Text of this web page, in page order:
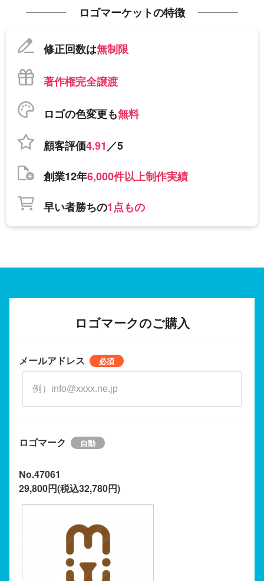
ロゴマーケットの特徴
修正回数は無制限
著作権完全譲渡
ロゴの色変更も無料
顧客評価4.91／5
創業12年6,000件以上制作実績
早い者勝ちの1点もの
ロゴマークのご購入
メールアドレス
ロゴマーク
No.47061
29,800円(税込32,780円)